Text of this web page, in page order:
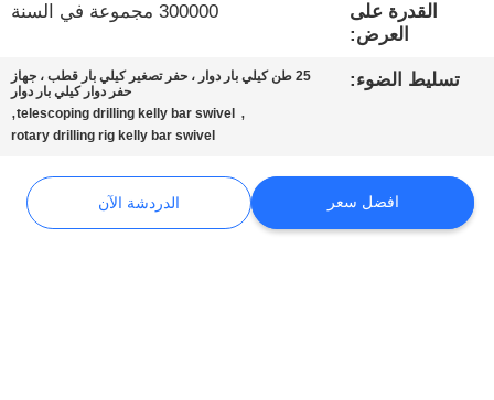
مراقبة
الجودة
بنا
القدرة على
العرض:
300000 مجموعة في السنة
تسليط الضوء:
25 طن كيلي بار دوار ، حفر تصغير كيلي بار قطب ، جهاز
حفر دوار كيلي بار دوار
,
telescoping drilling kelly bar swivel
,
rotary drilling rig kelly bar swivel
افضل سعر الدردشة الآن